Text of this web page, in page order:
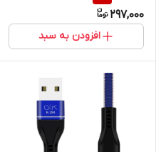
297,000
افزودن به سبد